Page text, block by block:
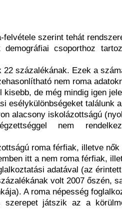
felvétele szerint tehát
csoporthoz
százalékának. Ezek a
nem roma
kisebb, de még mindig igen
esélykülönbségeket találunk
alacsony iskolázottságú
nem
roma férfiak, illetve
itt a nem roma férfiak,
adatával (az érintett
volt 2007 őszén,
A roma népesség
szerepet játszik az a